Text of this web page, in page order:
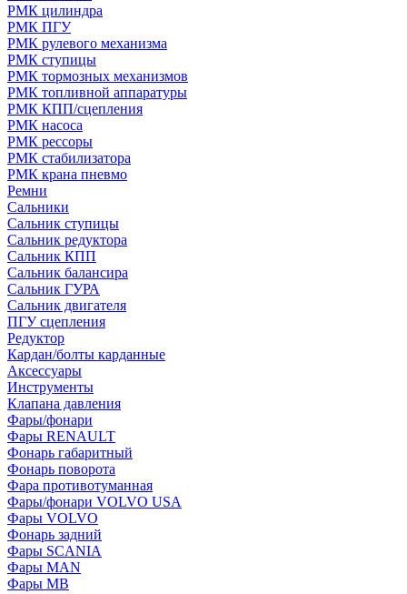
РМК цилиндра
РМК ПГУ
РМК рулевого механизма
РМК ступицы
РМК тормозных механизмов
РМК топливной аппаратуры
РМК КПП/сцепления
РМК насоса
РМК рессоры
РМК стабилизатора
РМК крана пневмо
Ремни
Сальники
Сальник ступицы
Сальник редуктора
Сальник КПП
Сальник балансира
Сальник ГУРА
Сальник двигателя
ПГУ сцепления
Редуктор
Кардан/болты карданные
Аксессуары
Инструменты
Клапана давления
Фары/фонари
Фары RENAULT
Фонарь габаритный
Фонарь поворота
Фара противотуманная
Фары/фонари VOLVO USA
Фары VOLVO
Фонарь задний
Фары SCANIA
Фары MAN
Фары MB